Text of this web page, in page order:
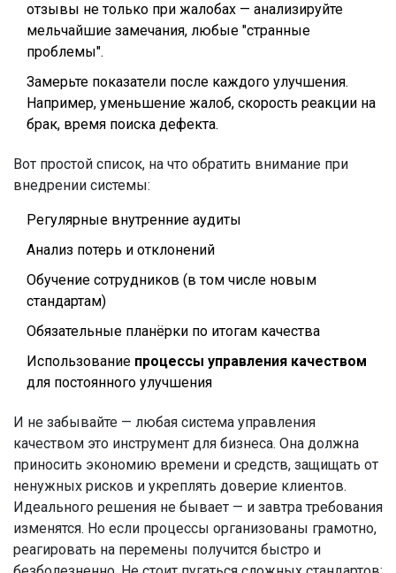
отзывы не только при жалобах — анализируйте
мельчайшие замечания, любые "странные
проблемы".
Замерьте показатели после каждого улучшения.
Например, уменьшение жалоб, скорость реакции на
брак, время поиска дефекта.
Вот простой список, на что обратить внимание при
внедрении системы:
Регулярные внутренние аудиты
Анализ потерь и отклонений
Обучение сотрудников (в том числе новым
стандартам)
Обязательные планёрки по итогам качества
Использование процессы управления качеством
для постоянного улучшения
И не забывайте — любая система управления
качеством это инструмент для бизнеса. Она должна
приносить экономию времени и средств, защищать от
ненужных рисков и укреплять доверие клиентов.
Идеального решения не бывает — и завтра требования
изменятся. Но если процессы организованы грамотно,
реагировать на перемены получится быстро и